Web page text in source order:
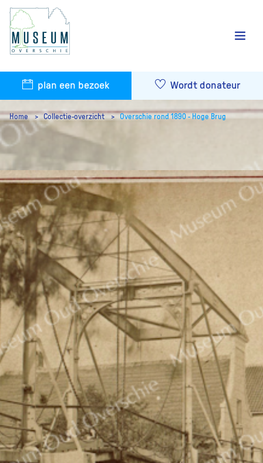
plan een bezoek Wordt donateur
Home Collectie-overzicht Overschie rond 1890 - Hoge Brug